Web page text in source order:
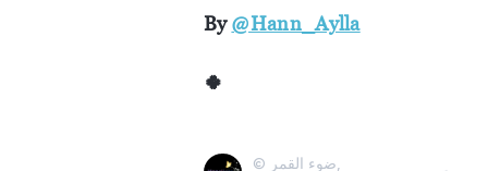
By@Hann_Aylla
🍀